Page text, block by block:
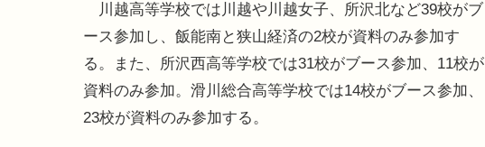
川越高等学校では川越や川越女子、所沢北など39校がブ
ース参加し、飯能南と狭山経済の2校が資料のみ参加す
る。また、所沢西高等学校では31校がブース参加、11校が
資料のみ参加。滑川総合高等学校では14校がブース参加、
23校が資料のみ参加する。